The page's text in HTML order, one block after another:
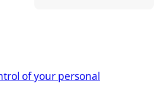
of your personal